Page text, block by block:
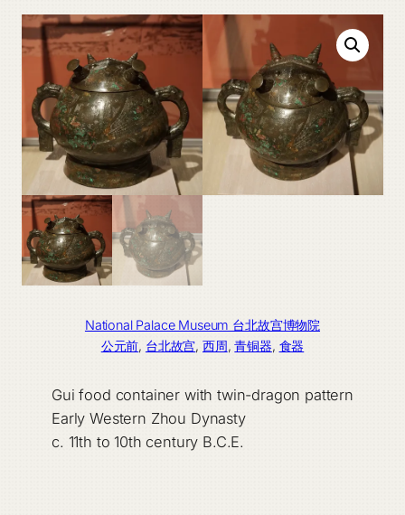
National Palace Museum 台北故宫博物院
公元前, 台北故宫, 西周, 青铜器, 食器
Gui food container with twin-dragon pattern
Early Western Zhou Dynasty
c. 11th to 10th century B.C.E.